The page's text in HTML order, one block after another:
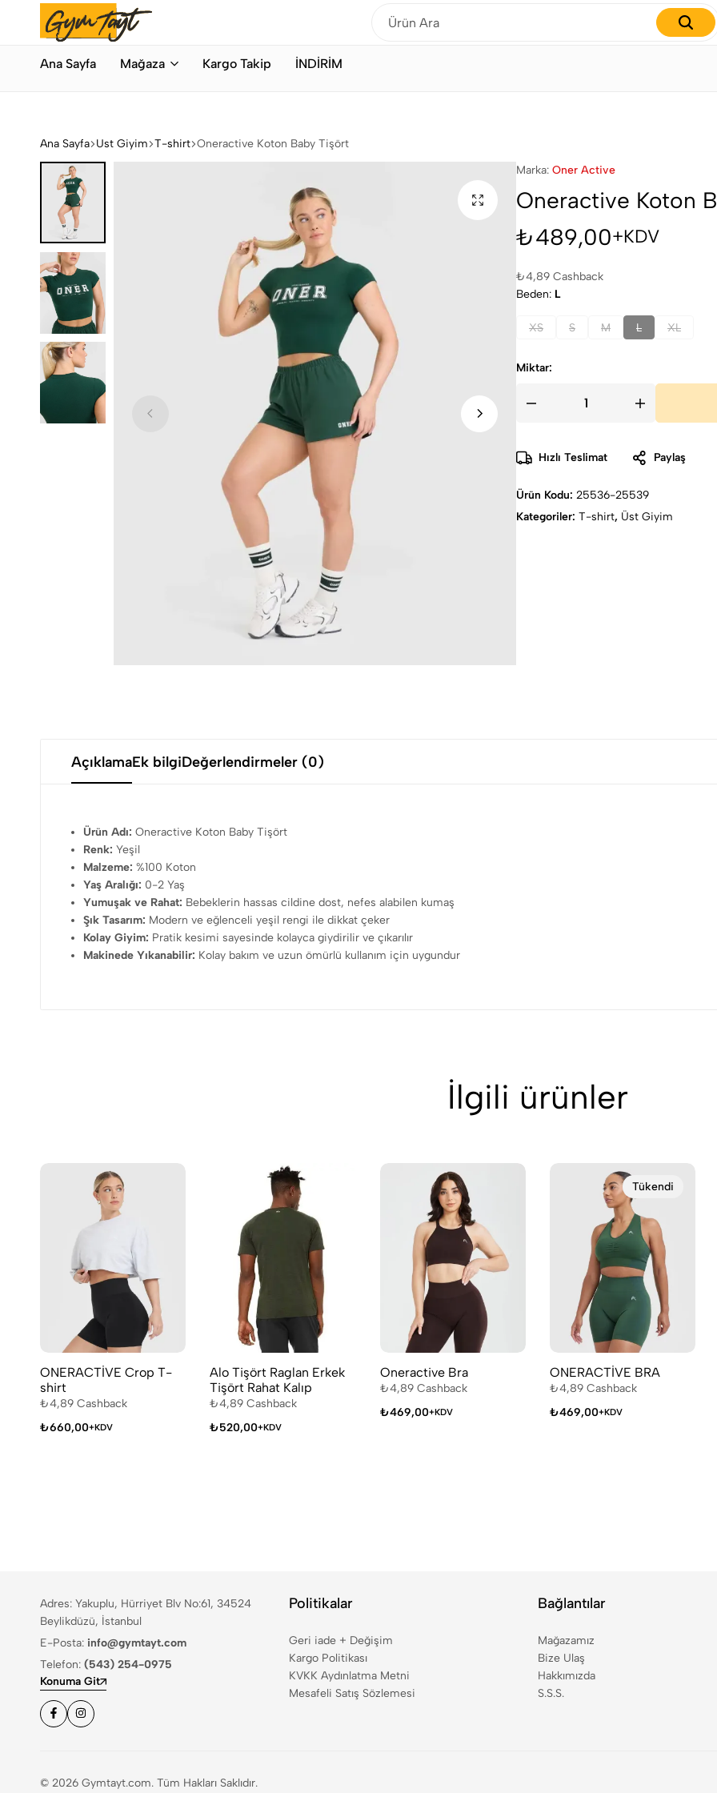
Bahar ModasıHemen Alışveriş Yap Gardırobunuzu yenilemenin tam zamanı!
Fazlası
Ana Sayfa Mağaza Kargo Takip İNDİRİM
Ana Sayfa Üst Giyim T-shirt Oneractive Koton Baby Tişört
Marka: Oner Active
Oneractive Koton
₺489,00+KDV
₺4,89 Cashback
Beden L
XS S M L XL
Miktar:
Hızlı Teslimat Paylaş
Ürün Kodu: 25536-25539
Kategoriler: T-shirt, Üst Giyim
AçıklamaEk bilgiDeğerlendirmeler (0)
Ürün Adı: Oneractive Koton Baby Tişört
Renk: Yeşil
Malzeme: %100 Koton
Yaş Aralığı: 0-2 Yaş
Yumuşak ve Rahat: Bebeklerin hassas cildine dost, nefes alabilen kumaş
Şık Tasarım: Modern ve eğlenceli yeşil rengi ile dikkat çeker
Kolay Giyim: Pratik kesimi sayesinde kolayca giydirilir ve çıkarılır
Makinede Yıkanabilir: Kolay bakım ve uzun ömürlü kullanım için uygundur
İlgili ürünler
ONERACTİVE Crop T-
shirt
₺4,89 Cashback
₺660,00+KDV
Alo Tişört Raglan Erkek
Tişört Rahat Kalıp
₺4,89 Cashback
₺520,00+KDV
Oneractive Bra
₺4,89Cashback
₺469,00+KDV
Tükendi
ONERACTİVE BRA
₺4,89Cashback
₺469,00+KDV
Adres: Yakuplu, Hürriyet Blv No:61, 34524
Beylikdüzü, İstanbul
E-Posta: info@gymtayt.com
Telefon: (543) 254-0975
Konuma Git
Politikalar
Geri iade + Değişim
Kargo Politikası
KVKK Aydınlatma Metni
Mesafeli Satış Sözlemesi
Bağlantılar
Mağazamız
Bize Ulaş
Hakkımızda
S.S.S.
© 2026 Gymtayt.com. Tüm Hakları Saklıdır.